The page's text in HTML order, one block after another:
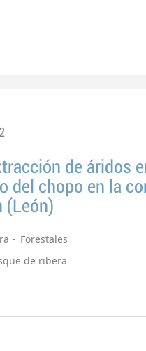
de áridos
del chopo en la
(León)
Forestales
de ribera